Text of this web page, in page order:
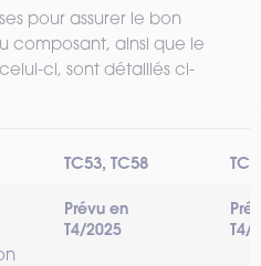
pour assurer le bon
composant, ainsi que le
ci, sont détaillés ci-
TC53, TC58
Prévu en
T4/2025
T4/